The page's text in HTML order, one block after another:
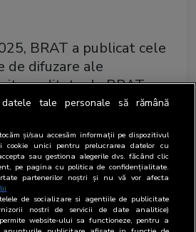
BRAT a publicat cele
de difuzare ale
auditate de BRAT
BRAT a publicat cele mai recente
tipărite auditate de
Transmedia a publicat azi, 15
asociatiei, cifrele de difuzare
- septembrie 2025 pentru cele
depus declarațiile de difuzare si
tale personale să rămână
și/sau accesăm informații pe dispozitivul
cookie unici pentru prelucrarea datelor cu
sau gestiona alegerile dvs. făcând clic
pe pagina cu politica de confidențialitate.
partenerilor noștri și nu vă vor afecta
de socializare si agentiile de publicitate
nostri de servicii de date analitice)
website-ului sa functioneze, pentru a